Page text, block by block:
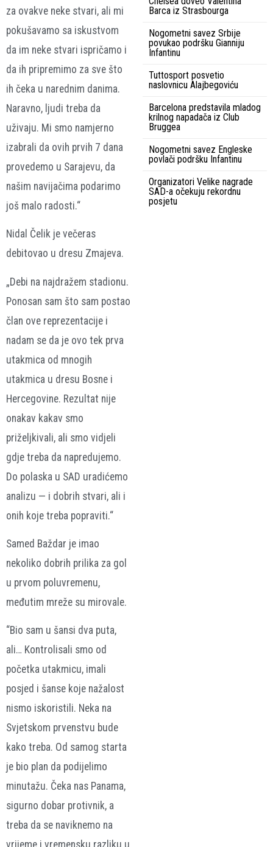
za ovakve neke stvari, ali mi
pokušavamo sa iskustvom
da im neke stvari ispričamo i
da ih pripremimo za sve što
ih čeka u narednim danima.
Naravno, ljudi treba da
uživaju. Mi smo namjerno
izabrali da ovih prvih 7 dana
provedemo u Sarajevu, da
našim navijačima podarimo
još malo radosti.“
Nidal Čelik je večeras
debitovao u dresu Zmajeva.
„Debi na najdražem stadionu.
Ponosan sam što sam postao
član ove reprezentacije i
nadam se da je ovo tek prva
utakmica od mnogih
utakmica u dresu Bosne i
Hercegovine. Rezultat nije
onakav kakav smo
priželjkivali, ali smo vidjeli
gdje treba da napredujemo.
Do polaska u SAD uradićemo
analizu — i dobrih stvari, ali i
onih koje treba popraviti.“
Samed Baždar je imao
nekoliko dobrih prilika za gol
u prvom poluvremenu,
međutim mreže su mirovale.
“Bio sam u šansi dva puta,
ali… Kontrolisali smo od
početka utakmicu, imali
posjed i šanse koje nažalost
nismo iskoristili. Neka na
Svjetskom prvenstvu bude
kako treba. Od samog starta
je bio plan da podijelimo
minutažu. Čeka nas Panama,
sigurno dobar protivnik, a
treba da se naviknemo na
Barca iz Strasbourga
Nogometni savez Srbije
povukao podršku Gianniju
Infantinu
Tuttosport posvetio
naslovnicu Alajbegoviću
Barcelona predstavila mladog
krilnog napadača iz Club
Bruggea
Nogometni savez Engleske
povlači podršku Infantinu
Organizatori Velike nagrade
SAD-a očekuju rekordnu
posjetu